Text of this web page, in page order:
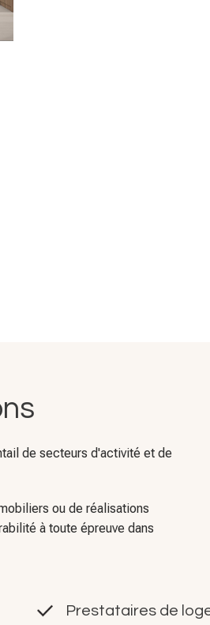
de secteurs d'activité et de
ou de réalisations
à toute épreuve dans
Prestataires de